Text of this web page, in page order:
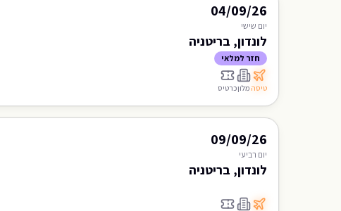
04/09/26
יום שישי
לונדון, בריטניה
חזר למלאי
טיסה מלוןכרטיס
09/09/26
יום רביעי
לונדון, בריטניה